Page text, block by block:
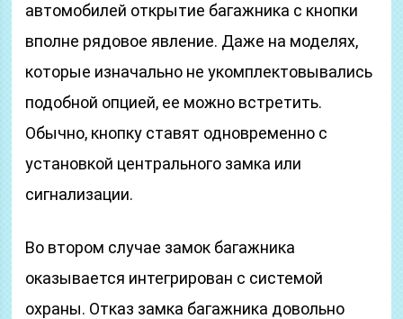
автомобилей открытие багажника с кнопки
вполне рядовое явление. Даже на моделях,
которые изначально не укомплектовывались
подобной опцией, ее можно встретить.
Обычно, кнопку ставят одновременно с
установкой центрального замка или
сигнализации.
Во втором случае замок багажника
оказывается интегрирован с системой
охраны. Отказ замка багажника довольно